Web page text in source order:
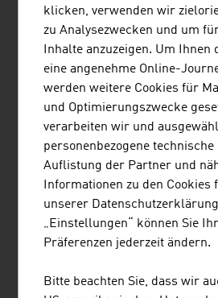
Gesundheit
Reisetipps
Landkarten und Stadtpläne
klicken, verwenden wir
zu Analysezwecken und um
Inhalte anzuzeigen. Um Ihnen
eine angenehme Online-
werden weitere Cookies für
und Optimierungszwecke
verarbeiten wir und
personenbezogene technische
Auflistung der Partner und
Informationen zu den Cookies
unserer
„Einstellungen“ können Sie
Präferenzen jederzeit ändern.
Bitte beachten Sie, dass wir